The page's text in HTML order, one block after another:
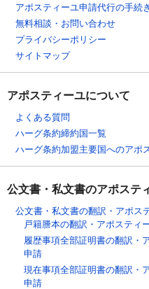
アポスティーユ申請代行の手続
無料相談・お問い合わせ
プライバシーポリシー
サイトマップ
アポスティーユについて
よくある質問
ハーグ条約締約国一覧
ハーグ条約加盟主要国へのアポ
公文書・私文書のアポステ
公文書・私文書の翻訳・アポス
戸籍謄本の翻訳・アポスティ
履歴事項全部証明書の翻訳・
申請
現在事項全部証明書の翻訳・
申請